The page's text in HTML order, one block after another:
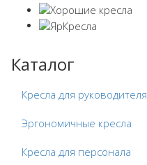
Каталог
Кресла для руководителя
Эргономичные кресла
Кресла для персонала